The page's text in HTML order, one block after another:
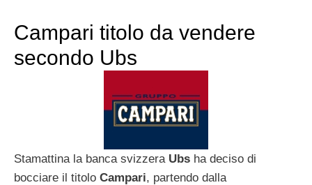
Campari titolo da vendere
secondo Ubs
Stamattina la banca svizzera Ubs ha deciso di
bocciare il titolo Campari, partendo dalla